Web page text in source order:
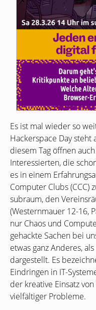
Es ist mal wieder so
Hackerspace Day steht
diesem Tag öffnen
Interessierten, die
es in einem
Computer Clubs (CCC)
subraum, den
(Westernmauer 12-16,
nur Chaos und
gehackte Sachen bei
etwas ganz Anderes,
dargestellt. Es
Eindringen in IT-
der kreative Einsatz
vielfältiger Probleme.